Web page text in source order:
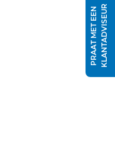
P
R
A
A
T
M
E
T
E
E
N
K
L
A
N
T
A
D
V
I
S
E
UR